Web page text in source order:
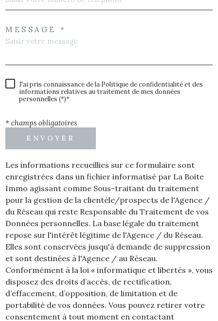
MESSAGE *
J'ai pris connaissance de la Politique de confidentialité et des
informations relatives au traitement de mes données
personnelles (*)*
* champs obligatoires
ENVOYER
Les informations recueillies sur ce formulaire sont
enregistrées dans un fichier informatisé par La Boite
Immo agissant comme Sous-traitant du traitement
pour la gestion de la clientèle/prospects de l'Agence /
du Réseau qui reste Responsable du Traitement de vos
Données personnelles. La base légale du traitement
repose sur l'intérêt légitime de l'Agence / du Réseau.
Elles sont conservées jusqu'à demande de suppression
et sont destinées à l'Agence / au Réseau.
Conformément à la loi « informatique et libertés », vous
disposez des droits d’accès, de rectification,
d’effacement, d’opposition, de limitation et de
portabilité de vos données. Vous pouvez retirer votre
consentement à tout moment en contactant